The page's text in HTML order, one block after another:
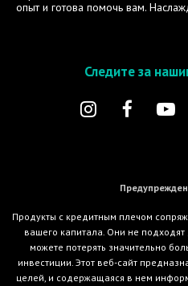
опыт и готова помочь вам.
Следите за
Продукты с кредитным плечом
вашего капитала. Они не
можете потерять значительно
инвестиции. Этот веб-сайт
целей, и содержащаяся в нем